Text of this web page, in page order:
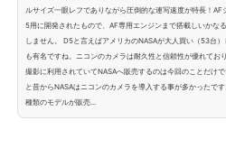
ルサイズ一眼レフでありながら圧倒的な連写速度が特長！AF
5用に開発されたもので、AF専用エンジンまで搭載しいかな
しません。 D5と言えばアメリカのNASAが大人買い（53台
も有名ですね。ニコンのカメラは耐久性と信頼性が優れてお
撮影に利用されていてNASAへ販売するのは今回のことだけ
と昔からNASAはニコンのカメラを導入する事が多かったで
種類のモデルが販売...